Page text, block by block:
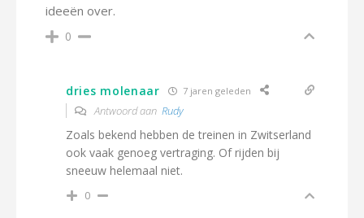
ideeën over.
0
dries molenaar 7 jaren geleden
Antwoord aan Rudy
Zoals bekend hebben de treinen in Zwitserland
ook vaak genoeg vertraging. Of rijden bij
sneeuw helemaal niet.
0